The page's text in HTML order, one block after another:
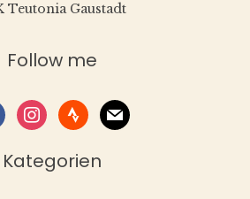
Teutonia Gaustadt
Follow me
instagram
stravamail
Kategorien